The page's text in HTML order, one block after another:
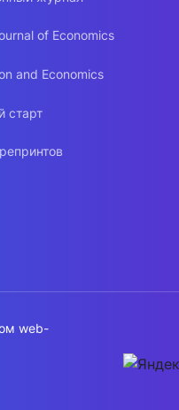
of Economics
and Economics
старт
web-